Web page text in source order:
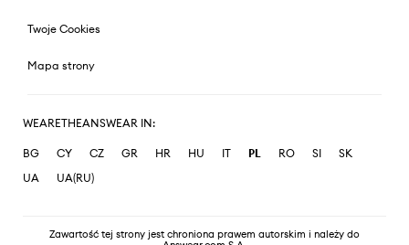
Twoje Cookies
Mapa strony
WEARETHEANSWEAR IN:
BG CY CZ GR HR HU IT PL RO SI
SK
UA
UA(RU)
Zawartość tej strony jest chroniona prawem autorskim i należy do